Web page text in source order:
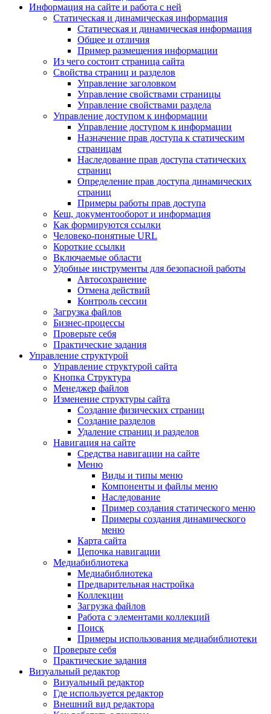
Информация на сайте и работа с ней
Статическая и динамическая информация
Статическая и динамическая информация
Общее и отличия
Пример размещения информации
Из чего состоит страница сайта
Свойства страниц и разделов
Управление заголовком
Управление свойствами страницы
Управление свойствами раздела
Управление доступом к информации
Управление доступом к информации
Назначение прав доступа к статическим
страницам
Наследование прав доступа статических
страниц
Определение прав доступа динамических
страниц
Примеры работы прав доступа
Кеш, документооборот и информация
Как формируются ссылки
Человеко-понятные URL
Короткие ссылки
Включаемые области
Удобные инструменты для безопасной работы
Автосохранение
Отмена действий
Контроль сессии
Загрузка файлов
Бизнес-процессы
Проверьте себя
Практические задания
Управление структурой
Управление структурой сайта
Кнопка Структура
Менеджер файлов
Изменение структуры сайта
Создание физических страниц
Создание разделов
Удаление страниц и разделов
Навигация на сайте
Средства навигации на сайте
Меню
Виды и типы меню
Компоненты и файлы меню
Наследование
Пример создания статического меню
Примеры создания динамического
меню
Карта сайта
Цепочка навигации
Медиабиблиотека
Медиабиблиотека
Предварительная настройка
Коллекции
Загрузка файлов
Работа с элементами коллекций
Поиск
Примеры использования медиабиблиотеки
Проверьте себя
Практические задания
Визуальный редактор
Визуальный редактор
Где используется редактор
Внешний вид редактора